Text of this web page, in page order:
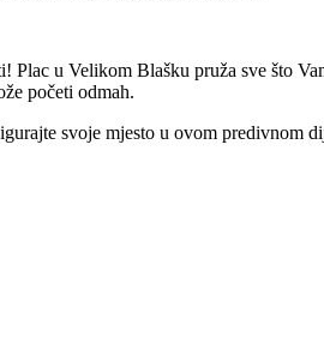
u Velikom Blašku pruža sve što
početi odmah.
svoje mjesto u ovom predivnom